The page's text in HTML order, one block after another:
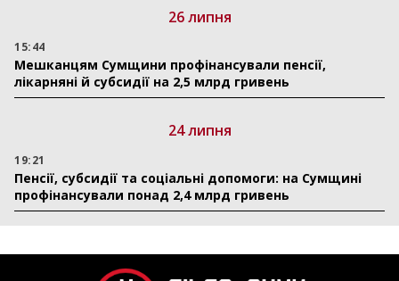
26 липня
15:44
Мешканцям Сумщини профінансували пенсії,
лікарняні й субсидії на 2,5 млрд гривень
24 липня
19:21
Пенсії, субсидії та соціальні допомоги: на Сумщині
профінансували понад 2,4 млрд гривень